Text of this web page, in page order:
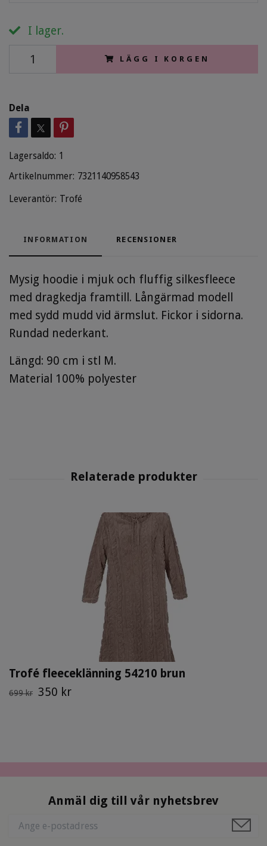
I lager.
LÄGG I KORGEN
Dela
Lagersaldo: 1
Artikelnummer: 7321140958543
Leverantör: Trofé
INFORMATION RECENSIONER
Mysig hoodie i mjuk och fluffig silkesfleece
med dragkedja framtill. Långärmad modell
med sydd mudd vid ärmslut. Fickor i sidorna.
Rundad nederkant.
Längd: 90 cm i stl M.
Material 100% polyester
Trofé fleeceklänning 54210 brun
699 kr 350 kr
Anmäl dig till vår nyhetsbrev